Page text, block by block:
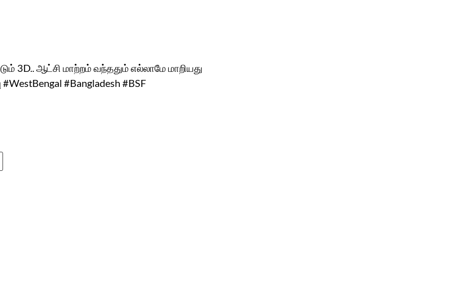
3D.. ஆட்சி மாற்றம் வந்ததும் எல்லாமே மாறியது
#Bangladesh #BSF